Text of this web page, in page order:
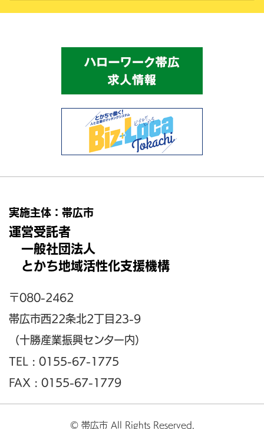
実施主体：帯広市
運営受託者
一般社団法人
とかち地域活性化支援機構
〒080-2462
帯広市西22条北2丁目23-9
（十勝産業振興センター内）
TEL : 0155-67-1775
FAX : 0155-67-1779
© 帯広市 All Rights Reserved.